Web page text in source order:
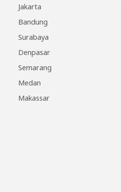
Jakarta
Bandung
Surabaya
Denpasar
Semarang
Medan
Makassar